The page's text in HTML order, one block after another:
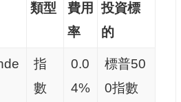
類型
費用
率
投資標
的
指
數
0.0
4%
標普50
0指數